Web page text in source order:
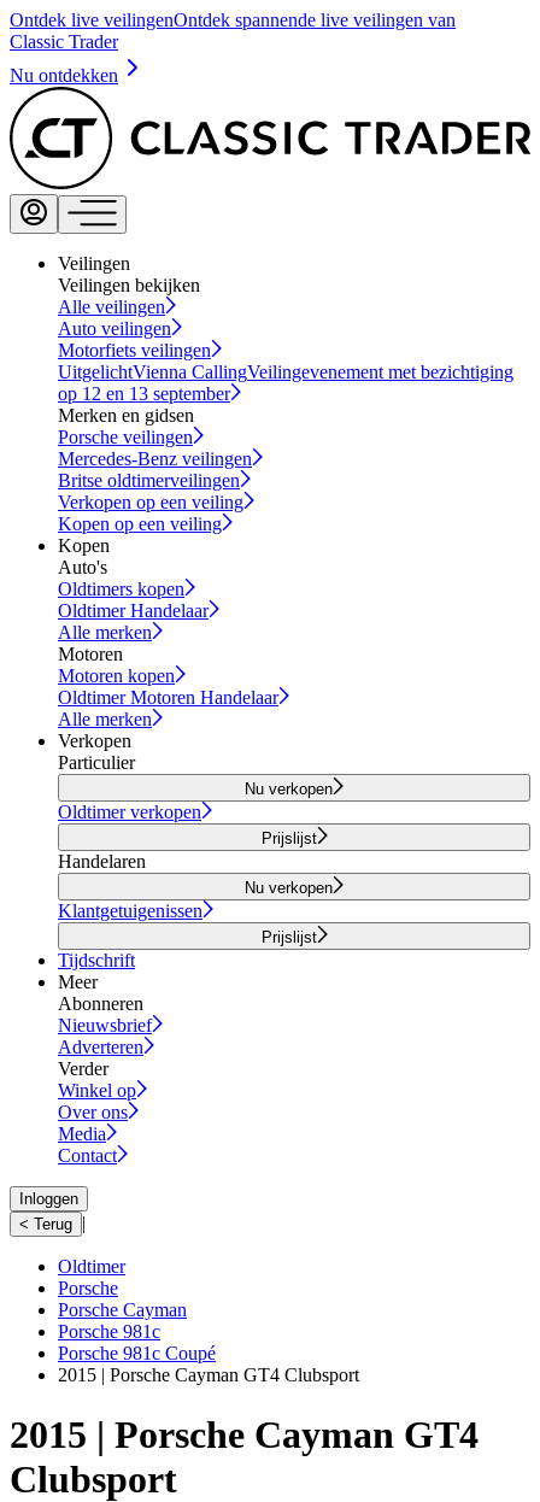
Ontdek live veilingenOntdek spannende live veilingen van
Classic Trader
Nu ontdekken
Veilingen
Veilingen bekijken
Alle veilingen
Auto veilingen
Motorfiets veilingen
UitgelichtVienna CallingVeilingevenement met bezichtiging
op 12 en 13 september
Merken en gidsen
Porsche veilingen
Mercedes-Benz veilingen
Britse oldtimerveilingen
Verkopen op een veiling
Kopen op een veiling
Kopen
Auto's
Oldtimers kopen
Oldtimer Handelaar
Alle merken
Motoren
Motoren kopen
Oldtimer Motoren Handelaar
Alle merken
Verkopen
Particulier
Nu verkopen
Oldtimer verkopen
Prijslijst
Handelaren
Nu verkopen
Klantgetuigenissen
Prijslijst
Tijdschrift
Meer
Abonneren
Nieuwsbrief
Adverteren
Verder
Winkel op
Over ons
Media
Contact
Inloggen
< Terug |
Oldtimer
Porsche
Porsche Cayman
Porsche 981c
Porsche 981c Coupé
2015 | Porsche Cayman GT4 Clubsport
2015 | Porsche Cayman GT4
Clubsport